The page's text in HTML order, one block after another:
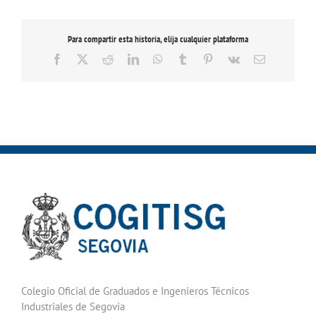
Para compartir esta historia, elija cualquier plataforma
Facebook RedditLinkedInWhatsApp
Tumblr Pinterest
Vk
Correo
Colegio Oficial de Graduados e Ingenieros Técnicos
Industriales de Segovia